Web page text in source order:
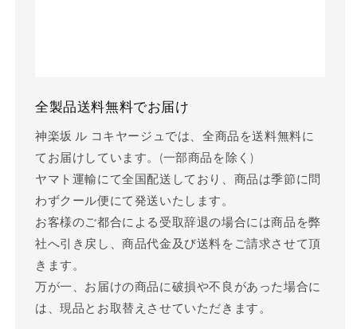
全製品送料無料でお届け
神楽坂 ル コキヤージュでは、全商品を送料無料に
てお届けしています。(一部商品を除く)
ヤマト運輸にて全国配送しており、商品は季節に問
わずクール便にて発送いたします。
お客様のご都合による受取辞退の場合には商品を弊
社へ引き戻し、商品代金及び送料をご請求させて頂
きます。
万が一、お届けの商品に破損や不良があった場合に
は、現品とお取替えさせていただきます。